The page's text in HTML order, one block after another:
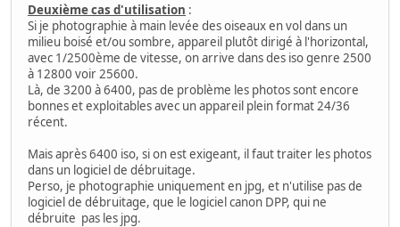
Deuxième cas d'utilisation :
Si je photographie à main levée des oiseaux en vol dans un
milieu boisé et/ou sombre, appareil plutôt dirigé à l'horizontal,
avec 1/2500ème de vitesse, on arrive dans des iso genre 2500
à 12800 voir 25600.
Là, de 3200 à 6400, pas de problème les photos sont encore
bonnes et exploitables avec un appareil plein format 24/36
récent.
Mais après 6400 iso, si on est exigeant, il faut traiter les photos
dans un logiciel de débruitage.
Perso, je photographie uniquement en jpg, et n'utilise pas de
logiciel de débruitage, que le logiciel canon DPP, qui ne
débruite pas les jpg.